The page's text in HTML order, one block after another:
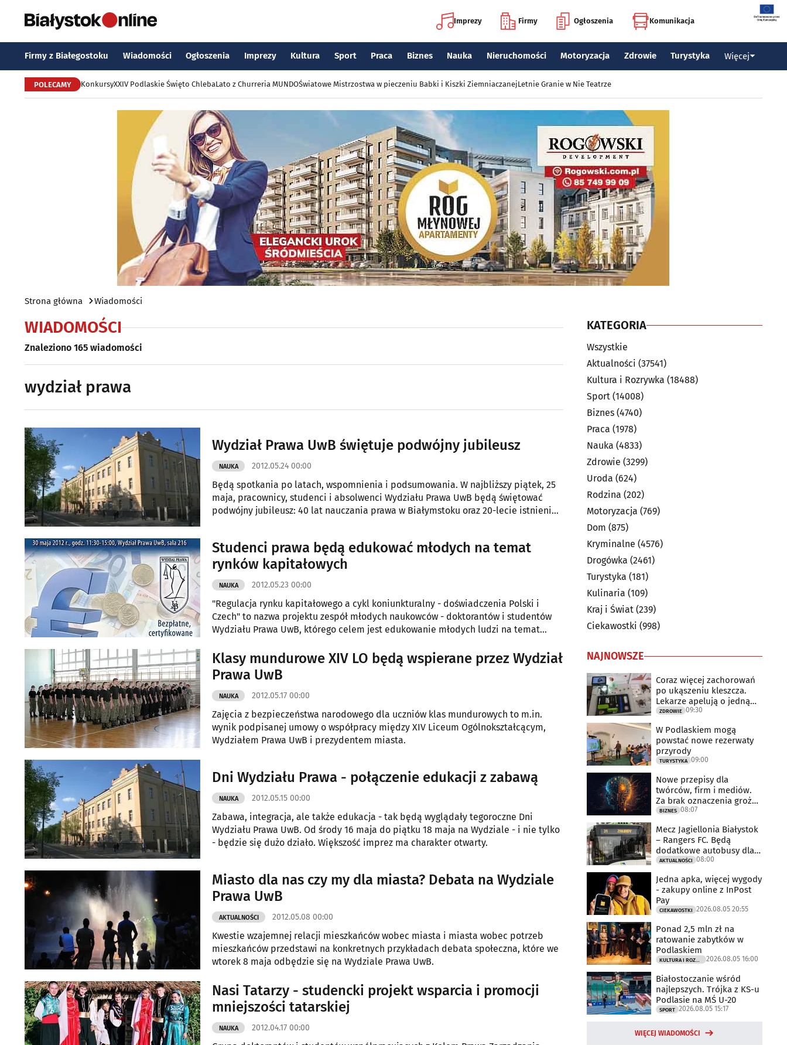
Imprezy Firmy Ogłoszenia Komunikacja
Firmy z Białegostoku Wiadomości Ogłoszenia Imprezy Kultura Sport Praca Biznes Nauka Nieruchomości Motoryzacja Zdrowie Turystyka Więcej
POLECAMY KonkursyXXIV Podlaskie Święto ChlebaLato z Churreria MUNDOŚwiatowe Mistrzostwa w pieczeniu Babki i Kiszki ZiemniaczanejLetnie Granie w Nie Teatrze
Strona główna Wiadomości
WIADOMOŚCI
Znaleziono 165 wiadomości
wydział prawa
Wydział Prawa UwB świętuje podwójny jubileusz
NAUKA 2012.05.24 00:00
Będą spotkania po latach, wspomnienia i podsumowania. W najbliższy piątek, 25
maja, pracownicy, studenci i absolwenci Wydziału Prawa UwB będą świętować
podwójny jubileusz: 40 lat nauczania prawa w Białymstoku oraz 20-lecie istnienia
Studenci prawa będą edukować młodych na temat
rynków kapitałowych
NAUKA 2012.05.23 00:00
"Regulacja rynku kapitałowego a cykl koniunkturalny - doświadczenia Polski i
Czech" to nazwa projektu zespół młodych naukowców - doktorantów i studentów
Wydziału Prawa UwB, którego celem jest edukowanie młodych ludzi na temat
Klasy mundurowe XIV LO będą wspierane przez Wydział
Prawa UwB
NAUKA 2012.05.17 00:00
Zajęcia z bezpieczeństwa narodowego dla uczniów klas mundurowych to m.in.
wynik podpisanej umowy o współpracy między XIV Liceum Ogólnokształcącym,
Wydziałem Prawa UwB i prezydentem miasta.
Dni Wydziału Prawa - połączenie edukacji z zabawą
NAUKA 2012.05.15 00:00
Zabawa, integracja, ale także edukacja - tak będą wyglądały tegoroczne Dni
Wydziału Prawa UwB. Od środy 16 maja do piątku 18 maja na Wydziale - i nie tylko
- będzie się dużo działo. Większość imprez ma charakter otwarty.
Miasto dla nas czy my dla miasta? Debata na Wydziale
Prawa UwB
AKTUALNOŚCI 2012.05.08 00:00
Kwestie wzajemnej relacji mieszkańców wobec miasta i miasta wobec potrzeb
mieszkańców przedstawi na konkretnych przykładach debata społeczna, które we
wtorek 8 maja odbędzie się na Wydziale Prawa UwB.
Nasi Tatarzy - studencki projekt wsparcia i promocji
mniejszości tatarskiej
NAUKA 2012.04.17 00:00
KATEGORIA
Wszystkie
Aktualności (37541)
Kultura i Rozrywka (18488)
Sport (14008)
Biznes (4740)
Praca (1978)
Nauka (4833)
Zdrowie (3299)
Uroda (624)
Rodzina (202)
Motoryzacja (769)
Dom (875)
Kryminalne (4576)
Drogówka (2461)
Turystyka (181)
Kulinaria (109)
Kraj i Świat (239)
Ciekawostki (998)
NAJNOWSZE
Coraz więcej zachorowań
po ukąszeniu kleszcza.
Lekarze apelują o jedną
rzecz
ZDROWIE 09:30
W Podlaskiem mogą
powstać nowe rezerwaty
przyrody
TURYSTYKA 09:00
Nowe przepisy dla
twórców, firm i mediów.
Za brak oznaczenia grożą
milionowe
BIZNES 08:07
Mecz Jagiellonia Białystok
– Rangers FC. Będą
dodatkowe autobusy dla
kibiców
AKTUALNOŚCI 08:00
Jedna apka, więcej wygody
- zakupy online z InPost
Pay
CIEKAWOSTKI 2026.08.05 20:55
Ponad 2,5 mln zł na
ratowanie zabytków w
Podlaskiem
2026.08.05 16:00
Białostoczanie wśród
najlepszych. Trójka z KS-u
Podlasie na MŚ U-20
SPORT 2026.08.05 15:17
WIĘCEJ WIADOMOŚCI